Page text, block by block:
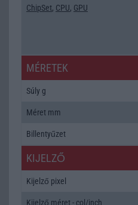
ChipSet, CPU, GPU
MÉRETEK
Súly g
Méret mm
Billentyűzet
KIJELZŐ
Kijelző pixel
Kijelző méret - col/inch